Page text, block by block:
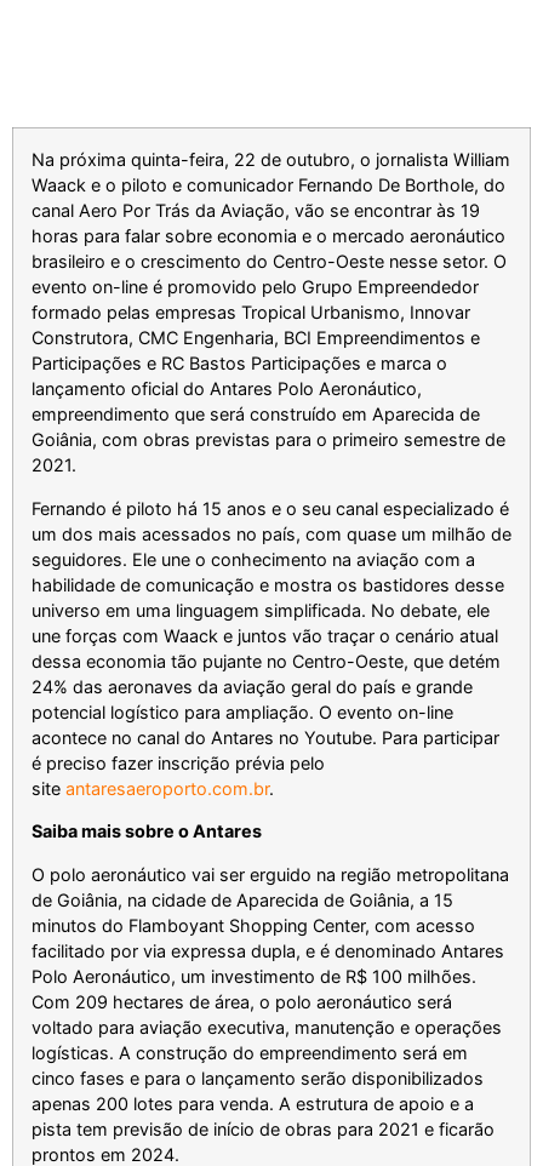
Na próxima quinta-feira, 22 de outubro, o jornalista William
Waack e o piloto e comunicador Fernando De Borthole, do
canal Aero Por Trás da Aviação, vão se encontrar às 19
horas para falar sobre economia e o mercado aeronáutico
brasileiro e o crescimento do Centro-Oeste nesse setor. O
evento on-line é promovido pelo Grupo Empreendedor
formado pelas empresas Tropical Urbanismo, Innovar
Construtora, CMC Engenharia, BCI Empreendimentos e
Participações e RC Bastos Participações e marca o
lançamento oficial do Antares Polo Aeronáutico,
empreendimento que será construído em Aparecida de
Goiânia, com obras previstas para o primeiro semestre de
2021.
Fernando é piloto há 15 anos e o seu canal especializado é
um dos mais acessados no país, com quase um milhão de
seguidores. Ele une o conhecimento na aviação com a
habilidade de comunicação e mostra os bastidores desse
universo em uma linguagem simplificada. No debate, ele
une forças com Waack e juntos vão traçar o cenário atual
dessa economia tão pujante no Centro-Oeste, que detém
24% das aeronaves da aviação geral do país e grande
potencial logístico para ampliação. O evento on-line
acontece no canal do Antares no Youtube. Para participar
é preciso fazer inscrição prévia pelo
site antaresaeroporto.com.br.
Saiba mais sobre o Antares
O polo aeronáutico vai ser erguido na região metropolitana
de Goiânia, na cidade de Aparecida de Goiânia, a 15
minutos do Flamboyant Shopping Center, com acesso
facilitado por via expressa dupla, e é denominado Antares
Polo Aeronáutico, um investimento de R$ 100 milhões.
Com 209 hectares de área, o polo aeronáutico será
voltado para aviação executiva, manutenção e operações
logísticas. A construção do empreendimento será em
cinco fases e para o lançamento serão disponibilizados
apenas 200 lotes para venda. A estrutura de apoio e a
pista tem previsão de início de obras para 2021 e ficarão
prontos em 2024.